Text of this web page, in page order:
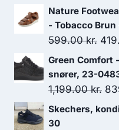
pris
var:
Nature
- Tobacco Brun
599.00kr. Den
pris
var:
Green Comfort
snører, 23-
1,199.00kr.
Skechers,
30